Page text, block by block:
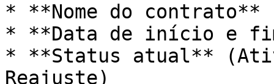
* **Nome do contrato**
* **Data de início e
* **Status atual**
Reajuste)